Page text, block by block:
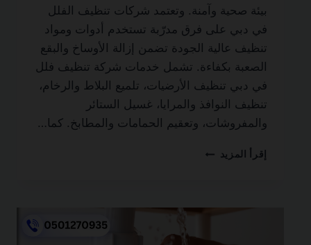
بيئة صحية وآمنة. وتعتمد شركات تنظيف الفلل
في دبي على فرق مدرّبة تستخدم أدوات ومواد
تنظيف عالية الجودة تضمن إزالة الأوساخ والبقع
الصعبة بكفاءة. تشمل خدمات شركة تنظيف فلل
في دبي تنظيف الأرضيات، تلميع البلاط والرخام،
تنظيف النوافذ والمرايا، غسيل الستائر
والمفروشات، وتعقيم الحمامات والمطابخ. كما…
إقرأ المزيد شركة
دبي
ضمان